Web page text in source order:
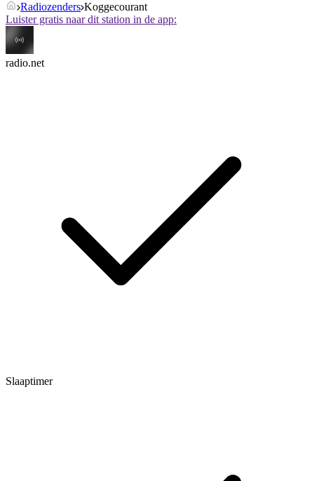
Radiozenders Koggecourant
Luister gratis naar dit station in de app:
radio.net
Slaaptimer